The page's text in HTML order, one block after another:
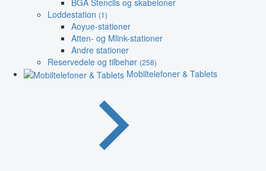
Loddestation (1)
Aoyue-stationer
Atten- og Mlink-stationer
Andre stationer
Reservedele og tilbehør (258)
Mobiltelefoner & Tablets